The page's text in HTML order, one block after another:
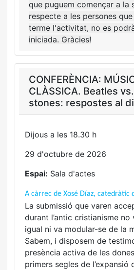
que puguem començar a la
respecte a les persones
terme l'activitat, no es
iniciada. Gràcies!
CONFERÈNCIA:
CLÀSSICA. Beatles
stones: respostes al
Dijous a les 18.30 h
29 d'octubre de 2026
Espai: Sala d'actes
A càrrec de Xosé Díaz, catedràtic
La submissió que varen
durant l’antic cristianisme no
igual ni va modular-se de la
Sabem, i disposem de
presència activa de les
primers segles de l’expansió